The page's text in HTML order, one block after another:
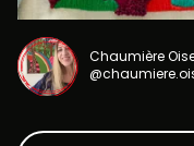
Chaumière